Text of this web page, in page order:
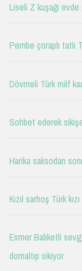
Liseli Z kuşağı evde
Pembe çoraplı tatlı
Dövmeli Türk milf
Sohbet ederek
Harika saksodan
Kızıl sarhoş Türk
Esmer Balıketli
domaltıp sikiyor